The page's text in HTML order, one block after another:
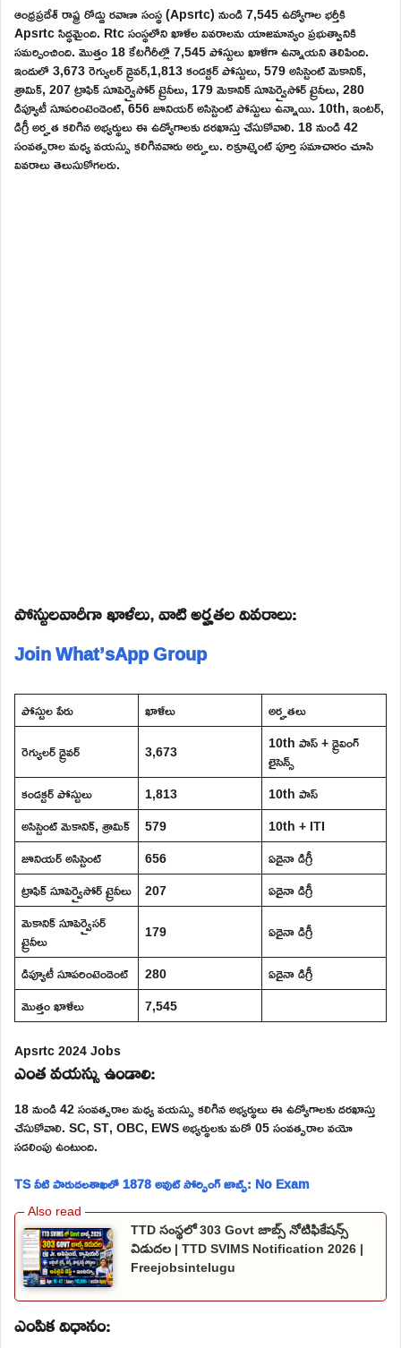
ఆంధ్రప్రదేశ్ రాష్ట్ర రోడ్డు రవాణా సంస్థ (Apsrtc) నుండి 7,545 ఉద్యోగాల భర్తీకి
Apsrtc సిద్ధమైంది. Rtc సంస్థలోని ఖాళీల వివరాలను యాజమాన్యం ప్రభుత్వానికి
సమర్పించింది. మొత్తం 18 కేటగిరీల్లో 7,545 పోస్టులు ఖాళీగా ఉన్నాయని తెలిపింది.
ఇందులో 3,673 రెగ్యులర్ డ్రైవర్,1,813 కండక్టర్ పోస్టులు, 579 అసిస్టెంట్ మెకానిక్,
శ్రామిక్, 207 ట్రాఫిక్ సూపెర్వైసోర్ ట్రైనీలు, 179 మెకానిక్ సూపెర్వైసోర్ ట్రైనీలు, 280
డిప్యూటీ సూపరింటెండెంట్, 656 జూనియర్ అసిస్టెంట్ పోస్టులు ఉన్నాయి. 10th, ఇంటర్,
డిగ్రీ అర్హత కలిగిన అభ్యర్థులు ఈ ఉద్యోగాలకు దరఖాస్తు చేసుకోవాలి. 18 నుండి 42
సంవత్సరాల మధ్య వయస్సు కలిగినవారు అర్హులు. రిక్రూట్మెంట్ పూర్తి సమాచారం చూసి
వివరాలు తెలుసుకోగలరు.
పోస్టులవారీగా ఖాళీలు, వాటి అర్హతల వివరాలు:
Join What’sApp Group
పోస్టుల పేరు ఖాళీలు
అర్హతలు
రెగ్యులర్ డ్రైవర్
3,673 10th పాస్ + డ్రైవింగ్
లైసెన్స్
కండక్టర్ పోస్టులు
1,813
10th పాస్
అసిస్టెంట్ మెకానిక్, శ్రామిక్
579
10th + ITI
జూనియర్ అసిస్టెంట్
656
ఏదైనా డిగ్రీ
ట్రాఫిక్ సూపెర్వైసోర్ ట్రైనీలు 207
ఏదైనా డిగ్రీ
మెకానిక్ సూపెర్వైసర్
ట్రైనీలు 179
ఏదైనా డిగ్రీ
డిప్యూటీ సూపరింటెండెంట్
280
ఏదైనా డిగ్రీ
మొత్తం ఖాళీలు
7,545
Apsrtc 2024 Jobs
ఎంత వయస్సు ఉండాలి:
18 నుండి 42 సంవత్సరాల మధ్య వయస్సు కలిగిన అభ్యర్థులు ఈ ఉద్యోగాలకు దరఖాస్తు
చేసుకోవాలి. SC, ST, OBC, EWS అభ్యర్థులకు మరో 05 సంవత్సరాల వయో
సడలింపు ఉంటుంది.
TS నీటి పారుదలశాఖలో 1878 అవుట్ సోర్సింగ్ జాబ్స్: No Exam
TTD సంస్థలో 303 Govt జాబ్స్ నోటిఫికేషన్స్
విడుదల | TTD SVIMS Notification 2026 |
Freejobsintelugu
ఎంపిక విధానం: